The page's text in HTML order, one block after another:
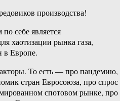
производства!
себе является
рынка газа,
в Европе.
То есть — про пандемию,
стран Евросоюза, про спрос
спотовом рынке, про